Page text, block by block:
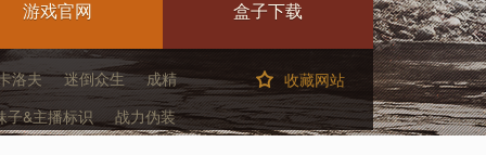
游戏官网 盒子下载
洛夫 迷倒众生 成精
收藏网站
子&主播标识
战力伪装